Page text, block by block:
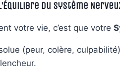
du Système
votre vie, c’est que votre
(peur, colère,